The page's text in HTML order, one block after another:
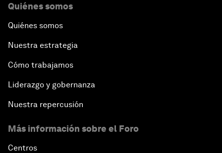
Quiénes somos
Quiénes somos
Nuestra estrategia
Cómo trabajamos
Liderazgo y gobernanza
Nuestra repercusión
Más información sobre el Foro
Centros